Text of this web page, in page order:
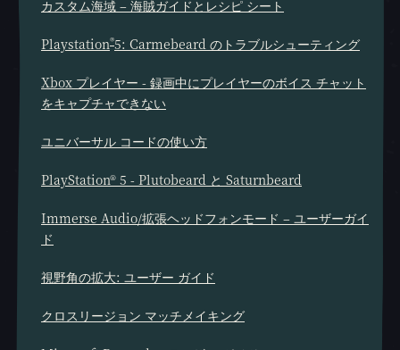
カスタム海域 – 海賊ガイドとレシピ シート
Playstation®5: Carmebeard のトラブルシューティング
Xbox プレイヤー - 録画中にプレイヤーのボイス チャット
をキャプチャできない
ユニバーサル コードの使い方
PlayStation® 5 - Plutobeard と Saturnbeard
Immerse Audio/拡張ヘッドフォンモード – ユーザーガイ
ド
視野角の拡大: ユーザー ガイド
クロスリージョン マッチメイキング